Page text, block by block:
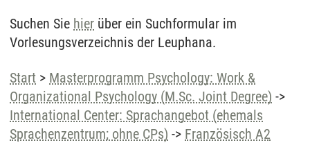
Suchen Sie hier über ein Suchformular im
Vorlesungsverzeichnis der Leuphana.
Start > Masterprogramm Psychology: Work &
Organizational Psychology (M.Sc. Joint Degree) ->
International Center: Sprachangebot (ehemals
Sprachenzentrum; ohne CPs) -> Französisch A2